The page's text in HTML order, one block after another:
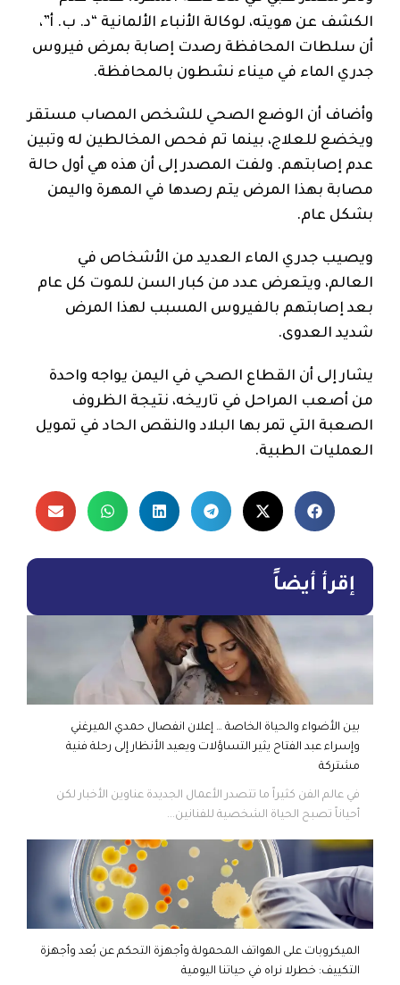
الكشف عن هويته، لوكالة الأنباء الألمانية “د. ب. أ”،
أن سلطات المحافظة رصدت إصابة بمرض فيروس
جدري الماء في ميناء نشطون بالمحافظة.
وأضاف أن الوضع الصحي للشخص المصاب مستقر
ويخضع للعلاج، بينما تم فحص المخالطين له وتبين
عدم إصابتهم. ولفت المصدر إلى أن هذه هي أول حالة
مصابة بهذا المرض يتم رصدها في المهرة واليمن
بشكل عام.
ويصيب جدري الماء العديد من الأشخاص في
العالم، ويتعرض عدد من كبار السن للموت كل عام
بعد إصابتهم بالفيروس المسبب لهذا المرض
شديد العدوى.
يشار إلى أن القطاع الصحي في اليمن يواجه واحدة
من أصعب المراحل في تاريخه، نتيجة الظروف
الصعبة التي تمر بها البلاد والنقص الحاد في تمويل
العمليات الطبية.
إقرأ أيضاً
بين الأضواء والحياة الخاصة … إعلان انفصال حمدي الميرغني
وإسراء عبد الفتاح يثير التساؤلات ويعيد الأنظار إلى رحلة فنية
مشتركة
في عالم الفن كثيراً ما تتصدر الأعمال الجديدة عناوين الأخبار لكن
أحياناً تصبح الحياة الشخصية للفنانين...
الميكروبات على الهواتف المحمولة وأجهزة التحكم عن بُعد وأجهزة
التكييف: خطرلا نراه في حياتنا اليومية